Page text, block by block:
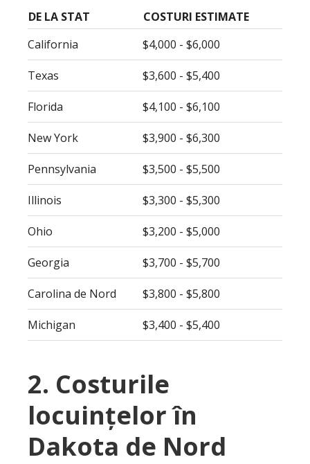
DE LA STAT
COSTURI ESTIMATE
California
$4,000 - $6,000
Texas $3,600 - $5,400
Florida $4,100 - $6,100
New York $3,900 - $6,300
Pennsylvania $3,500 - $5,500
Illinois $3,300 - $5,300
Ohio $3,200 - $5,000
Georgia $3,700 - $5,700
Carolina de Nord $3,800 - $5,800
Michigan $3,400 - $5,400
2. Costurile
locuințelor în
Dakota de Nord